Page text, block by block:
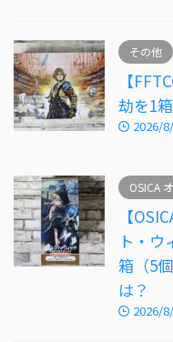
その他
【
劫を1
2026/
OSICA
【
ト・
箱（5
は？
2026/